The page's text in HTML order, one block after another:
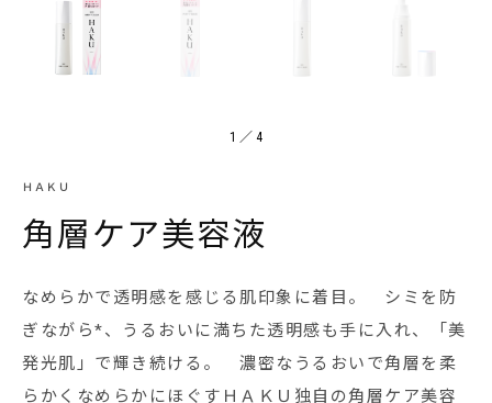
1 ／ 4
ＨＡＫＵ
角層ケア美容液
なめらかで透明感を感じる肌印象に着目。 シミを防
ぎながら*、うるおいに満ちた透明感も手に入れ、「美
発光肌」で輝き続ける。 濃密なうるおいで角層を柔
らかくなめらかにほぐすＨＡＫＵ独自の角層ケア美容